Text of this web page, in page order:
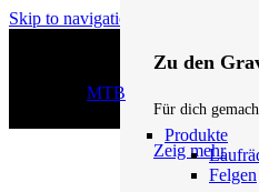
Skip to navigation
Zu den
Für dich
Zeig mehr
MTB
Produkte
Felgen